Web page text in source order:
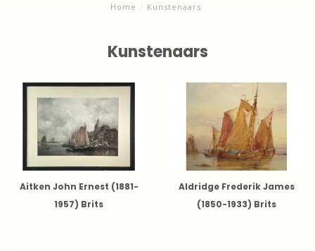
Home / Kunstenaars
Kunstenaars
Aitken John Ernest (1881-
1957) Brits
Aldridge Frederik James
(1850-1933) Brits